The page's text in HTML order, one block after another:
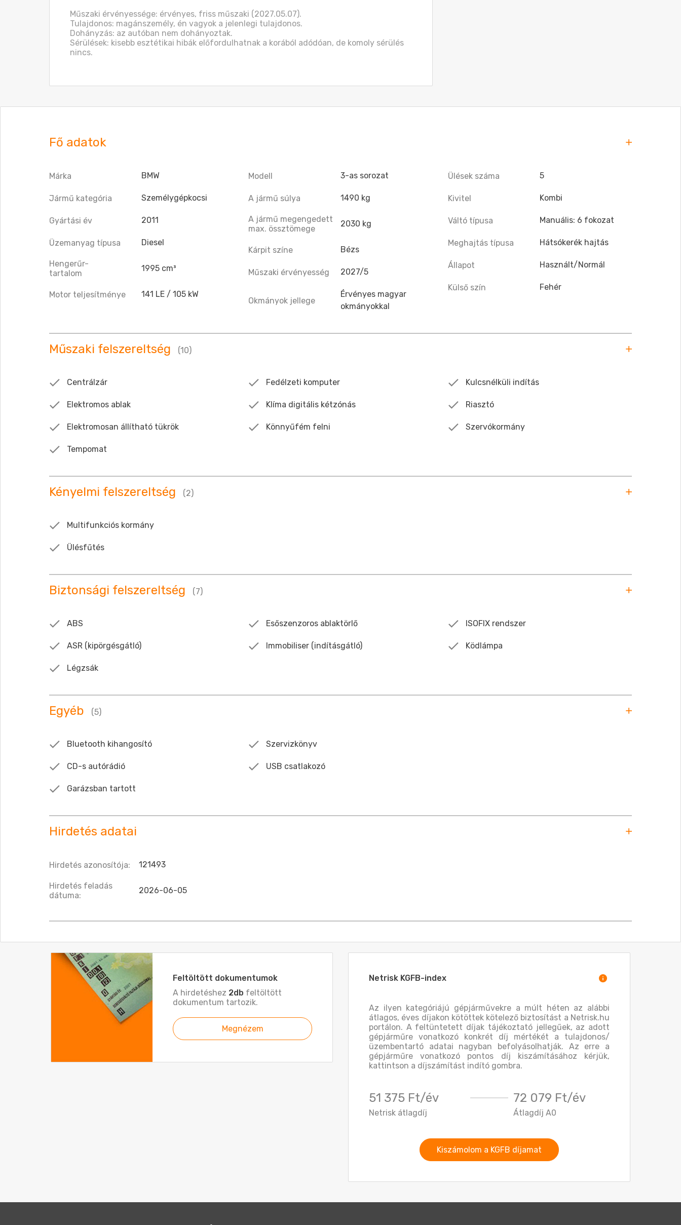
Műszaki érvényessége: érvényes, friss műszaki (2027.05.07).
Tulajdonos: magánszemély, én vagyok a jelenlegi tulajdonos.
Dohányzás: az autóban nem dohányoztak.
Sérülések: kisebb esztétikai hibák előfordulhatnak a korából adódóan, de komoly sérülés
nincs.
Fő adatok
Márka BMW
Jármű kategória Személygépkocsi
Gyártási év 2011
Üzemanyag típusa Diesel
Hengerűr-
tartalom
1995 cm³
Motor teljesítménye 141 LE / 105 kW
Modell 3-as sorozat
A jármű súlya 1490 kg
A jármű megengedett
max. össztömege
2030 kg
Kárpit színe Bézs
Műszaki érvényesség 2027/5
Okmányok jellege
Érvényes magyar
okmányokkal
Ülések száma 5
Kivitel Kombi
Váltó típusa Manuális: 6 fokozat
Meghajtás típusa Hátsókerék hajtás
Állapot Használt/Normál
Külső szín Fehér
Műszaki felszereltség (10)
Centrálzár
Elektromos ablak
Elektromosan állítható tükrök
Fedélzeti komputer
Klíma digitális kétzónás
Könnyűfém felni
Kulcsnélküli indítás
Riasztó
Szervókormány
Tempomat
Kényelmi felszereltség (2)
Multifunkciós kormány
Ülésfűtés
Biztonsági felszereltség (7)
ABS
ASR (kipörgésgátló)
Esőszenzoros ablaktörlő
Immobiliser (indításgátló)
ISOFIX rendszer
Ködlámpa
Légzsák
Egyéb (5)
Bluetooth kihangosító
CD-s autórádió
Garázsban tartott
Szervizkönyv
USB csatlakozó
Hirdetés adatai
Hirdetés azonosítója: 121493
Hirdetés feladás
dátuma:
2026-06-05
Feltöltött dokumentumok
A hirdetéshez 2db feltöltött
dokumentum tartozik.
Megnézem
Netrisk KGFB-index
Az ilyen kategóriájú gépjárművekre a múlt héten az alábbi
átlagos, éves díjakon kötöttek kötelező biztosítást a Netrisk.hu
portálon. A feltüntetett díjak tájékoztató jellegűek, az adott
gépjárműre vonatkozó konkrét díj mértékét a tulajdonos/
üzembentartó adatai nagyban befolyásolhatják. Az erre a
gépjárműre vonatkozó pontos díj kiszámításához kérjük,
kattintson a díjszámítást indító gombra.
51 375 Ft/év
Netrisk átlagdíj
72 079 Ft/év
Átlagdíj A0
Kiszámolom a KGFB díjamat